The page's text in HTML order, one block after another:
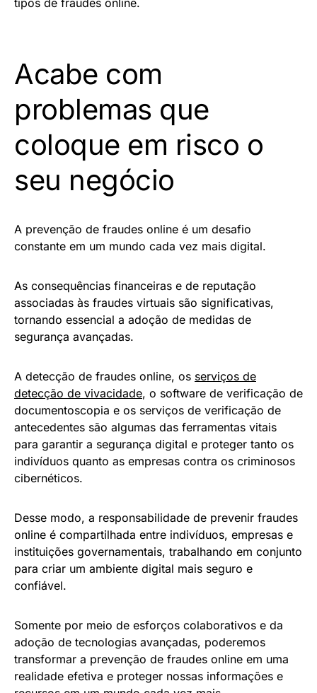
tipos de fraudes online.
Acabe com
problemas que
coloque em risco o
seu negócio
A prevenção de fraudes online é um desafio
constante em um mundo cada vez mais digital.
As consequências financeiras e de reputação
associadas às fraudes virtuais são significativas,
tornando essencial a adoção de medidas de
segurança avançadas.
A detecção de fraudes online, os serviços de
detecção de vivacidade, o software de verificação de
documentoscopia e os serviços de verificação de
antecedentes são algumas das ferramentas vitais
para garantir a segurança digital e proteger tanto os
indivíduos quanto as empresas contra os criminosos
cibernéticos.
Desse modo, a responsabilidade de prevenir fraudes
online é compartilhada entre indivíduos, empresas e
instituições governamentais, trabalhando em conjunto
para criar um ambiente digital mais seguro e
confiável.
Somente por meio de esforços colaborativos e da
adoção de tecnologias avançadas, poderemos
transformar a prevenção de fraudes online em uma
realidade efetiva e proteger nossas informações e